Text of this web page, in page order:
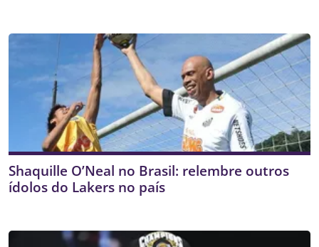
Shaquille O’Neal no Brasil: relembre outros
ídolos do Lakers no país